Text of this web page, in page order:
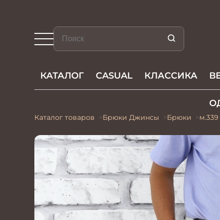
КАТАЛОГ CASUAL КЛАССИКА
Каталог товаров Брюки Джинсы Брюки